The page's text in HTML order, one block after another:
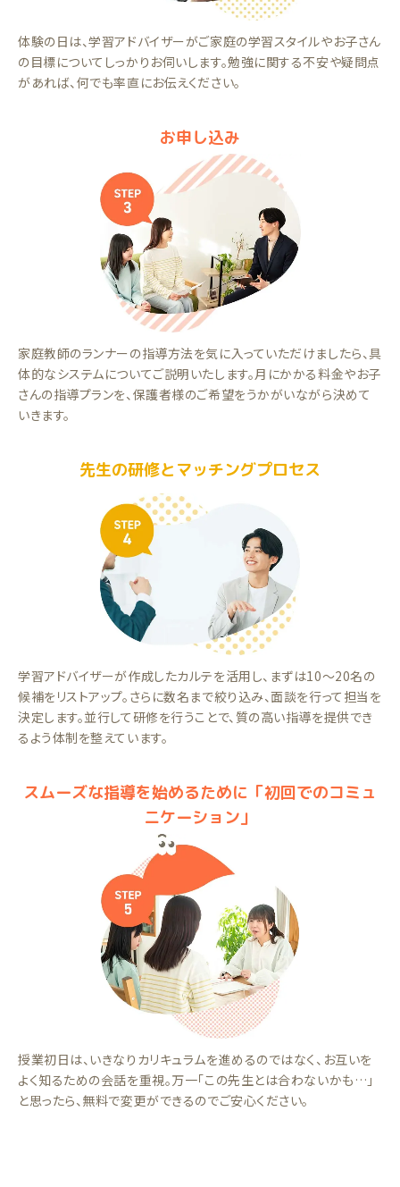
体験の日は、学習アドバイザーがご家庭の学習スタイルやお子さん
の目標についてしっかりお伺いします。勉強に関する不安や疑問点
があれば、何でも率直にお伝えください。
お申し込み
家庭教師のランナーの指導方法を気に入っていただけましたら、具
体的なシステムについてご説明いたします。月にかかる料金やお子
さんの指導プランを、保護者様のご希望をうかがいながら決めて
いきます。
先生の研修とマッチングプロセス
学習アドバイザーが作成したカルテを活用し、まずは10～20名の
候補をリストアップ。さらに数名まで絞り込み、面談を行って担当を
決定します。並行して研修を行うことで、質の高い指導を提供でき
るよう体制を整えています。
スムーズな指導を始めるために「初回でのコミュ
ニケーション」
授業初日は、いきなりカリキュラムを進めるのではなく、お互いを
よく知るための会話を重視。万一「この先生とは合わないかも…」
と思ったら、無料で変更ができるのでご安心ください。